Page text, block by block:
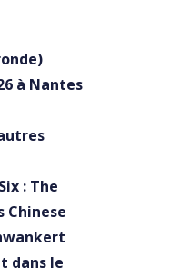
à Nantes
: The
Chinese
dans le